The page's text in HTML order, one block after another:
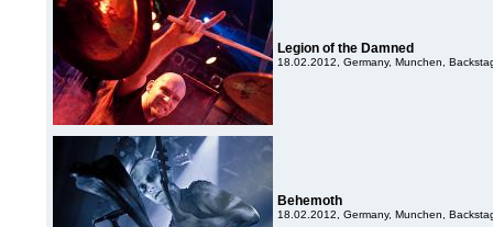
Legion of the Damned
18.02.2012, Germany, Munchen,
Behemoth
18.02.2012, Germany, Munchen,